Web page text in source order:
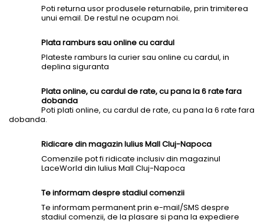
Poti returna usor produsele returnabile, prin trimiterea
unui email. De restul ne ocupam noi.
Plata ramburs sau online cu cardul
Plateste ramburs la curier sau online cu cardul, in
deplina siguranta
Plata online, cu cardul de rate, cu pana la 6 rate fara
dobanda
Poti plati online, cu cardul de rate, cu pana la 6 rate fara
dobanda.
Ridicare din magazin Iulius Mall Cluj-Napoca
Comenzile pot fi ridicate inclusiv din magazinul
LaceWorld din Iulius Mall Cluj-Napoca
Te informam despre stadiul comenzii
Te informam permanent prin e-mail/SMS despre
stadiul comenzii, de la plasare si pana la expediere